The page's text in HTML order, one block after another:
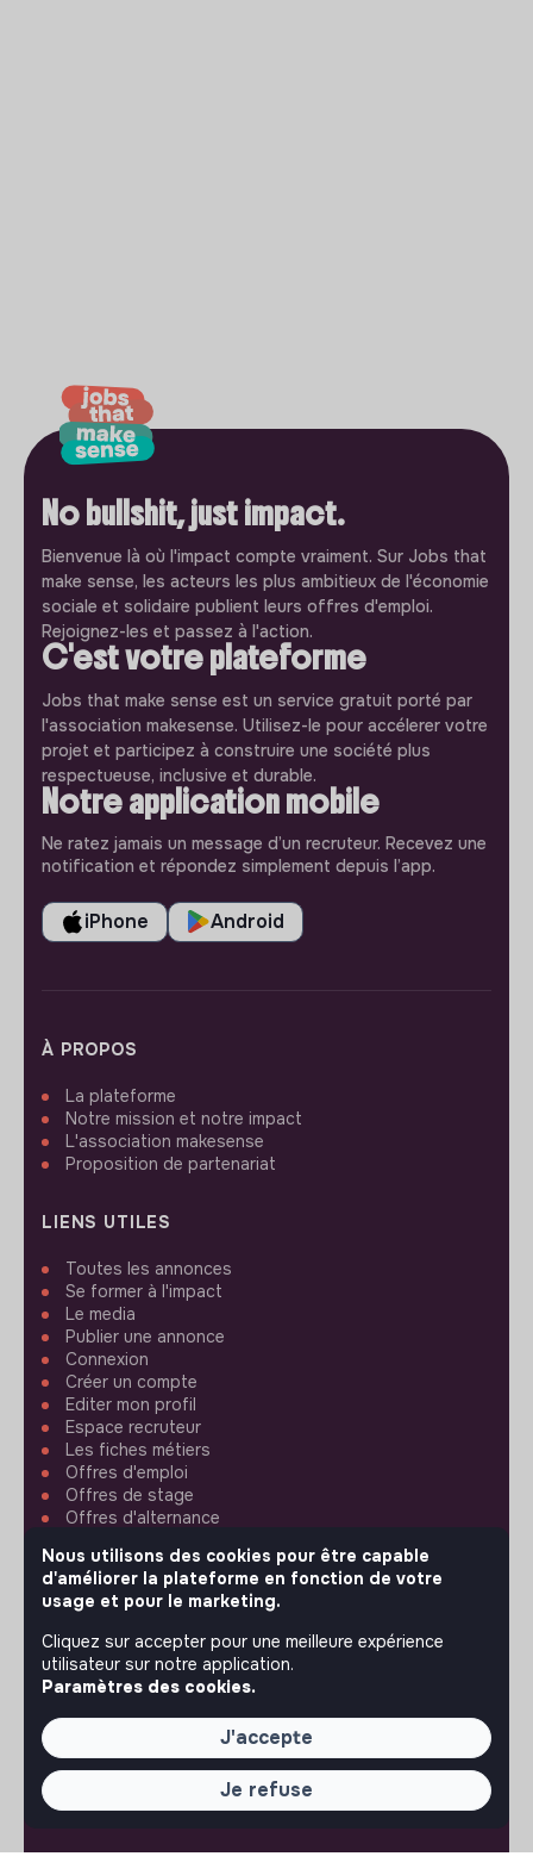
No bullshit, just impact.
Bienvenue là où l'impact compte vraiment. Sur Jobs that
make sense, les acteurs les plus ambitieux de l'économie
sociale et solidaire publient leurs offres d'emploi.
Rejoignez-les et passez à l'action.
C'est votre plateforme
Jobs that make sense est un service gratuit porté par
l'association makesense. Utilisez-le pour accélerer votre
projet et participez à construire une société plus
respectueuse, inclusive et durable.
Notre application mobile
Ne ratez jamais un message d’un recruteur. Recevez une
notification et répondez simplement depuis l’app.
iPhone Android
À PROPOS
La plateforme
Notre mission et notre impact
L'association makesense
Proposition de partenariat
LIENS UTILES
Toutes les annonces
Se former à l'impact
Le media
Publier une annonce
Connexion
Créer un compte
Editer mon profil
Espace recruteur
Les fiches métiers
Offres d'emploi
Offres de stage
Offres d'alternance
ASSISTANCE
FAQ
Conditions d'utilisation
RÉGLAGES
Langues ou régions
Paramètres des cookies
Nous utilisons des cookies pour être capable
d'améliorer la plateforme en fonction de votre
usage et pour le marketing.
Cliquez sur accepter pour une meilleure expérience
utilisateur sur notre application.
Paramètres des cookies.
J'accepte
Je refuse